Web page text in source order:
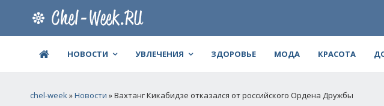
НОВОСТИ УВЛЕЧЕНИЯ ЗДОРОВЬЕ МОДА КРАСОТА
chel-week»Новости » Вахтанг Кикабидзе отказался от российского Ордена Дружбы